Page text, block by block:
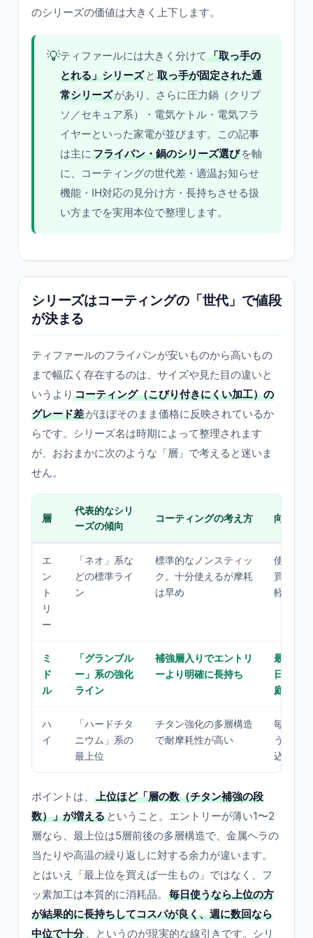
のシリーズの価値は大きく上下します。
💡ティファールには大きく分けて 「取っ手の
とれる」シリーズ と 取っ手が固定された通
常シリーズがあり、さらに圧力鍋（クリプ
ソ／セキュア系）・電気ケトル・電気フラ
イヤーといった家電が並びます。この記事
は主にフライパン・鍋のシリーズ選び を軸
に、コーティングの世代差・適温お知らせ
機能・IH対応の見分け方・長持ちさせる扱
い方までを実用本位で整理します。
シリーズはコーティングの「世代」で値段
が決まる
ティファールのフライパンが安いものから高いもの
まで幅広く存在するのは、サイズや見た目の違いと
いうより コーティング（こびり付きにくい加工）の
グレード差がほぼそのまま価格に反映されているか
らです。シリーズ名は時期によって整理されます
が、おおまかに次のような「層」で考えると迷いま
せん。
層
代表的なシリ
ーズの傾向
コーティングの考え方 向く人
エ
ン
ト
リ
ー
「ネオ」系な
どの標準ライ
ン
標準的なノンスティッ
ク。十分使えるが摩耗
は早め
使用頻
買い替
軽に
ミ
ド
ル
「グランブル
ー」系の強化
ライン
補強層入りでエントリ
ーより明確に長持ち
最初の1
日そこ
庭
ハ
イ
「ハードチタ
ニウム」系の
最上位
チタン強化の多層構造
で耐摩耗性が高い
毎日ハ
う・長
込みたい
ポイントは、
上位ほど「層の数（チタン補強の段
数）」が増える ということ。エントリーが薄い1〜2
層なら、最上位は5層前後の多層構造で、金属ヘラの
当たりや高温の繰り返しに対する余力が違います。
とはいえ「最上位を買えば一生もの」ではなく、フ
ッ素加工は本質的に消耗品。
毎日使うなら上位の方
が結果的に長持ちしてコスパが良く、週に数回なら
中位で十分 、というのが現実的な線引きです。シリ